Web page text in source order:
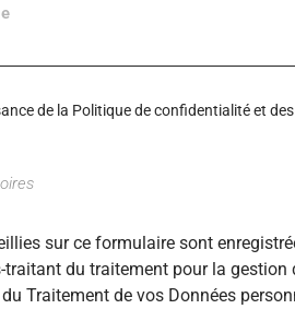
de la Politique de confidentialité et
sur ce formulaire sont
du traitement pour la
Traitement de vos Données